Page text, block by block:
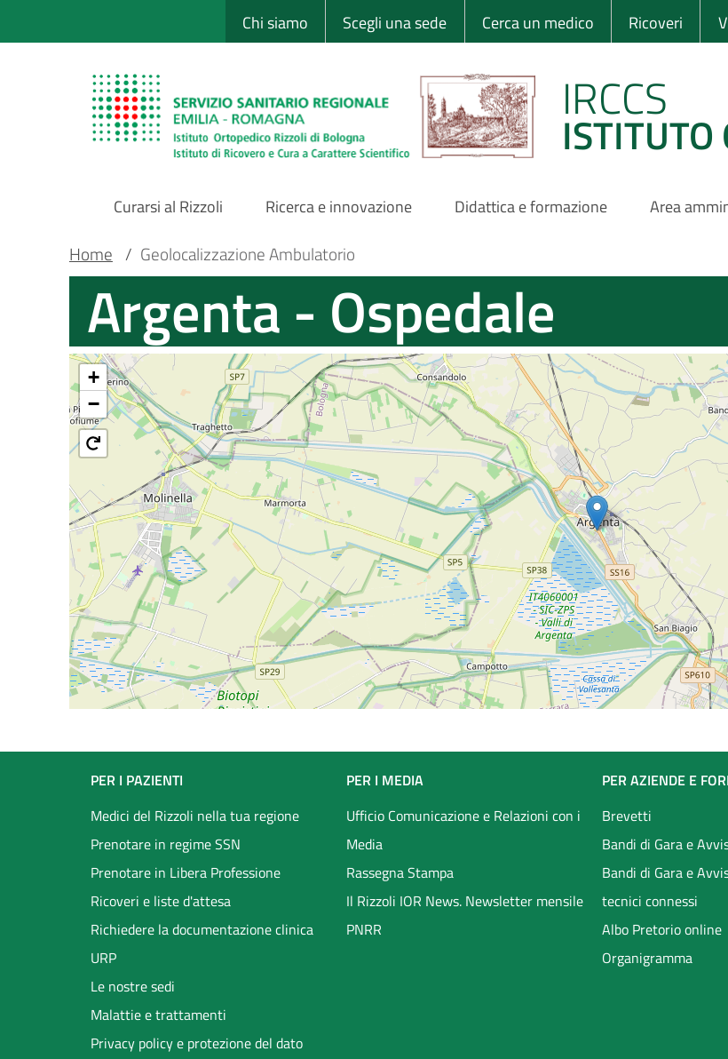
al
Sito Web Istituto Ortopedico
Chi siamo Scegli una sede Cerca un medico Ricoveri
IRCCS
ISTITUTO
Main
Navigation
Curarsi al Rizzoli Ricerca e innovazione Didattica e formazione Area
Main container
Briciole
pane
Home / Geolocalizzazione Ambulatorio
Argenta - Ospedale
+
−
Footer
menu
PER I PAZIENTI
Medici del Rizzoli nella tua regione
Prenotare in regime SSN
Prenotare in Libera Professione
Ricoveri e liste d'attesa
Richiedere la documentazione clinica
URP
Le nostre sedi
Malattie e trattamenti
Privacy policy e protezione del dato
PER I MEDIA
Ufficio Comunicazione e Relazioni con i
Media
Rassegna Stampa
Il Rizzoli IOR News. Newsletter mensile
PNRR
PER AZIENDE E
Brevetti
Bandi di Gara e
Bandi di Gara e
tecnici connessi
Albo Pretorio online
Organigramma